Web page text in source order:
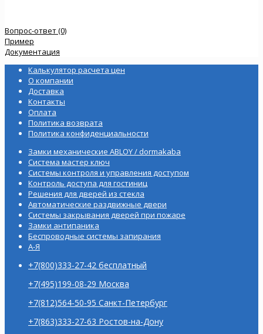
Вопрос-ответ (0)
Пример
Документация
Калькулятор расчета цен
О компании
Доставка
Контакты
Оплата
Политика возврата
Политика конфиденциальности
Замки механические ABLOY / dormakaba
Система мастер ключ
Системы контроля и управления доступом
Контроль доступа для гостиниц
Решения для дверей из стекла
Автоматические раздвижные двери
Системы закрывания дверей при пожаре
Замки антипаника
Беспроводные системы запирания
А-Я
+7(800)333-27-42 бесплатный
+7(495)199-08-29 Москва
+7(812)564-50-95 Санкт-Петербург
+7(863)333-27-63 Ростов-на-Дону